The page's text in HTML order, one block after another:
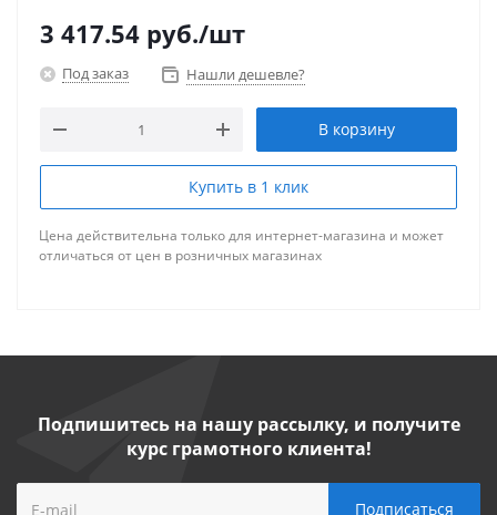
3 417.54 руб./шт
Под заказ Нашли дешевле?
В корзину
Купить в 1 клик
Цена действительна только для интернет-магазина и может
отличаться от цен в розничных магазинах
Подпишитесь на нашу рассылку, и получите
курс грамотного клиента!